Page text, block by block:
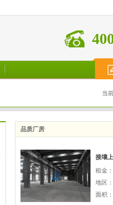
当
品质厂房
接壤
国资
租金：
地区
面积